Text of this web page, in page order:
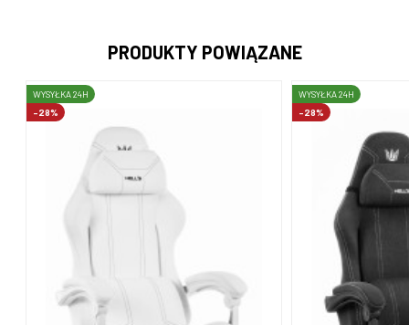
PRODUKTY POWIĄZANE
-28%
WYSYŁKA 24H
-28%
WYSYŁKA 24H